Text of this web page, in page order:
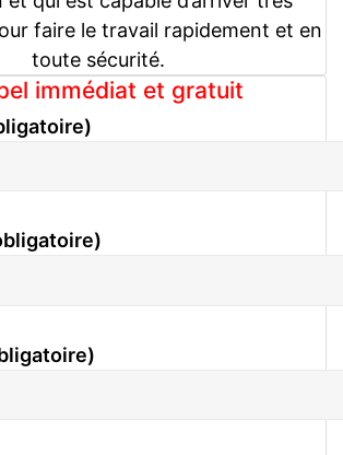
faire le travail rapidement et en
toute sécurité.
immédiat et gratuit